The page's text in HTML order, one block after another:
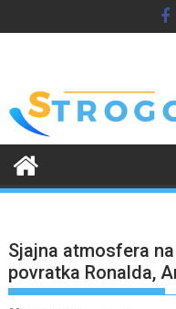
to
Sjajna atmosfera
povratka Ronalda,